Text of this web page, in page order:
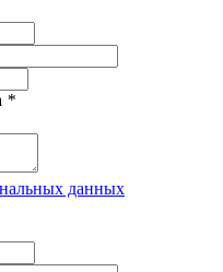
*
данных